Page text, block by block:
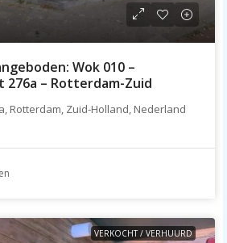
Wok 010 –
– Rotterdam-Zuid
Rotterdam, Zuid-Holland, Nederland
VERKOCHT / VERHUURD